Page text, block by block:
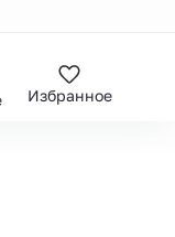
Избранное